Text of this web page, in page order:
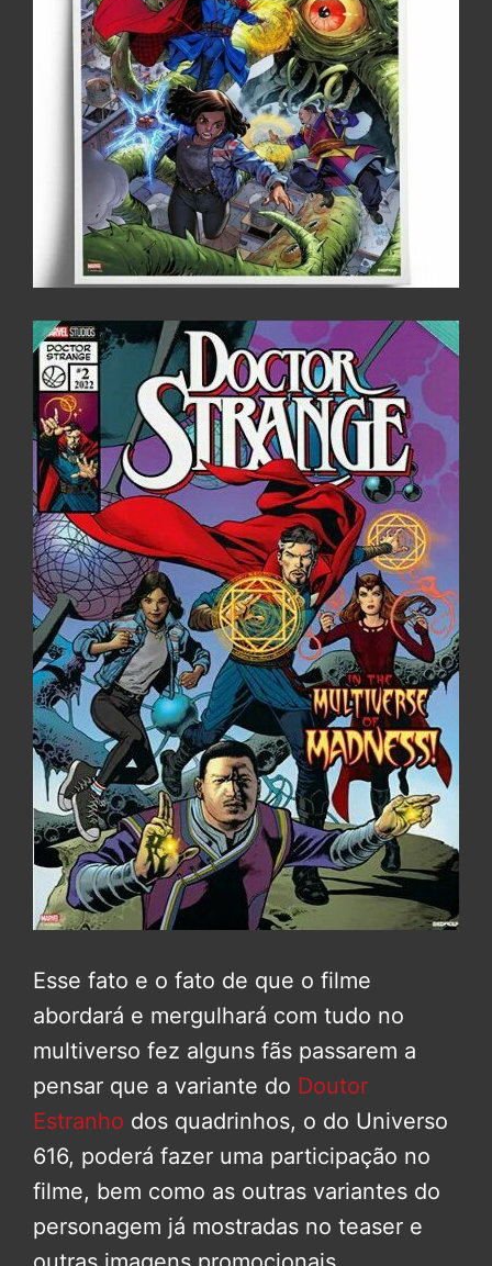
Esse fato e o fato de que o filme
abordará e mergulhará com tudo no
multiverso fez alguns fãs passarem a
pensar que a variante do Doutor
Estranho dos quadrinhos, o do Universo
616, poderá fazer uma participação no
filme, bem como as outras variantes do
personagem já mostradas no teaser e